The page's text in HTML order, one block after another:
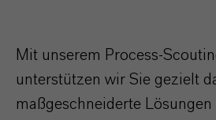
Mit unserem Process-
unterstützen wir Sie gezielt
maßgeschneiderte